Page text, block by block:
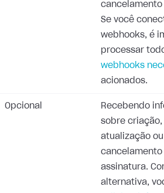
Se você
webhooks, é
processar
webhooks
acionados.
Opcional
Recebendo
sobre criação,
atualização ou
cancelamento
assinatura.
alternativa,